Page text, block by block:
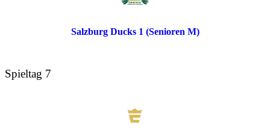
Salzburg Ducks 1 (Senioren M)
Spieltag 7